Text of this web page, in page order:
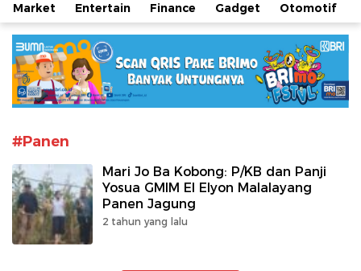
Market Entertain Finance Gadget Otomotif
#Panen
Mari Jo Ba Kobong: P/KB dan Panji
Yosua GMIM El Elyon Malalayang
Panen Jagung
2 tahun yang lalu